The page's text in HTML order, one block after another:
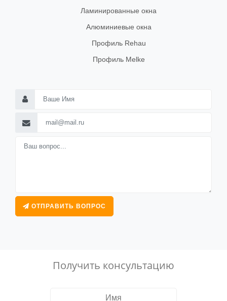
Ламинированные окна
Алюминиевые окна
Профиль Rehau
Профиль Melke
ОТПРАВИТЬ ВОПРОС
Получить консультацию